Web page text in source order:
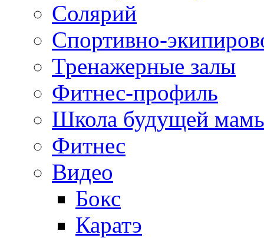
Солярий
Спортивно-
Тренажерные залы
Фитнес-профиль
Школа будущей
Фитнес
Видео
Бокс
Каратэ